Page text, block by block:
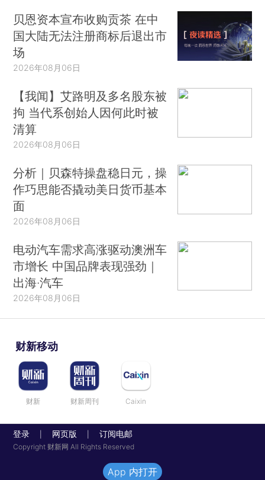
贝恩资本宣布收购贡茶 在中
国大陆无法注册商标后退出市
场
2026年08月06日
【我闻】艾路明及多名股东被
拘 当代系创始人因何此时被
清算
2026年08月06日
分析｜贝森特操盘稳日元，操
作巧思能否撬动美日货币基本
面
2026年08月06日
电动汽车需求高涨驱动澳洲车
市增长 中国品牌表现强劲｜
出海·汽车
2026年08月06日
财新移动
财新 财新周刊 Caixin
登录 网页版 订阅电邮
Copyright 财新网 All Rights Reserved
App 内打开